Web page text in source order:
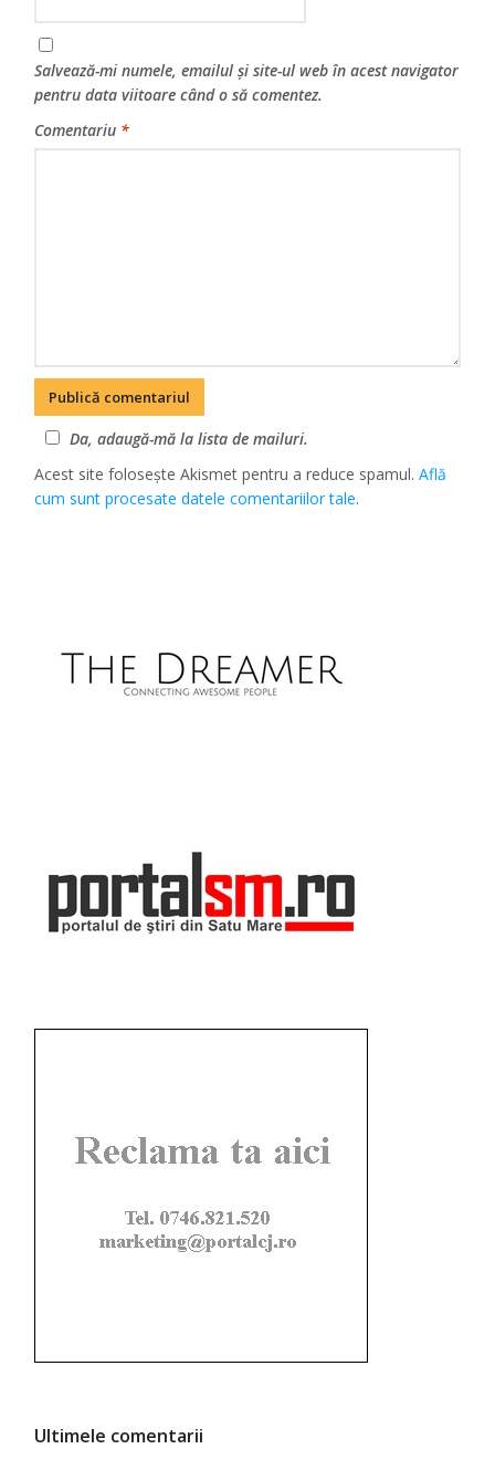
Salvează-mi numele, emailul și site-ul web în acest navigator
pentru data viitoare când o să comentez.
Comentariu *
Da, adaugă-mă la lista de mailuri.
Acest site folosește Akismet pentru a reduce spamul.Află
cum sunt procesate datele comentariilor tale.
Ultimele comentarii